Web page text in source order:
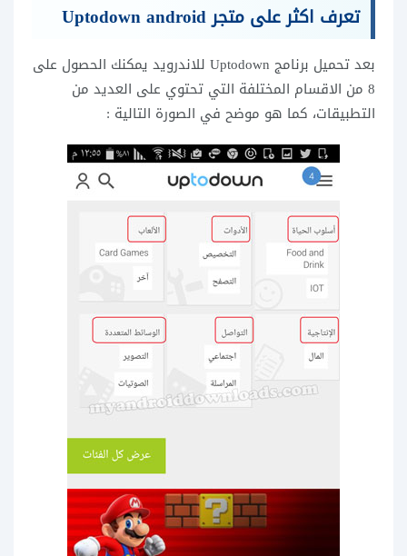
تعرف اكثر على متجر Uptodown android
بعد تحميل برنامج Uptodown للاندرويد يمكنك الحصول على
8 من الاقسام المختلفة التي تحتوي على العديد من
التطبيقات، كما هو موضح في الصورة التالية :